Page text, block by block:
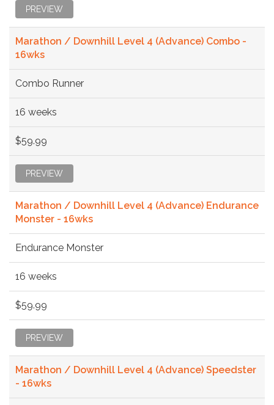
PREVIEW
Marathon / Downhill Level 4 (Advance) Combo -
16wks
Combo Runner
16 weeks
$59.99
PREVIEW
Marathon / Downhill Level 4 (Advance) Endurance
Monster - 16wks
Endurance Monster
16 weeks
$59.99
PREVIEW
Marathon / Downhill Level 4 (Advance) Speedster
- 16wks